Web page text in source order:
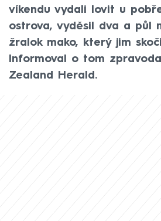
víkendu vydali lovit u
ostrova, vyděsil dva a půl
žralok mako, který jim
Informoval o tom
Zealand Herald.